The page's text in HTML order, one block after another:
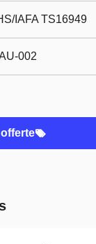
IAFA TS16949
002